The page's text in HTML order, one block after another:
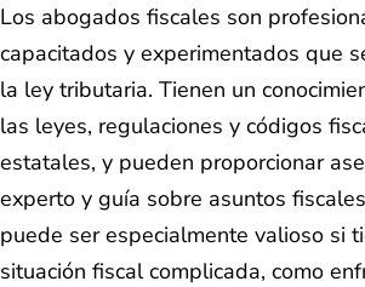
Los abogados fiscales son
capacitados y experimentados que
la ley tributaria. Tienen un
las leyes, regulaciones y códigos
estatales, y pueden proporcionar
experto y guía sobre asuntos
puede ser especialmente valioso si
situación fiscal complicada, como